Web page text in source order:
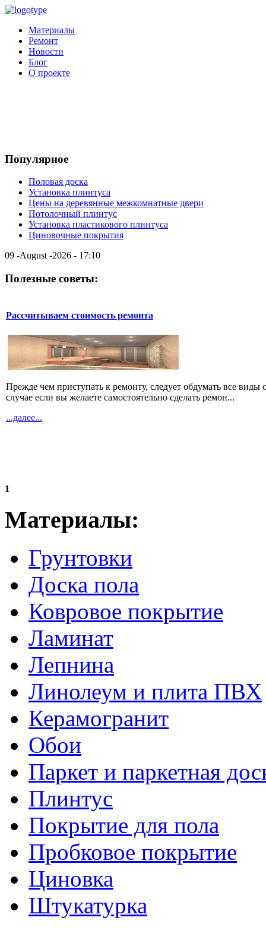
Материалы
Ремонт
Новости
Блог
О проекте
Популярное
Половая доска
Установка плинтуса
Цены на деревянные межкомнатные двери
Потолочный плинтус
Установка пластикового плинтуса
Циновочные покрытия
09 -August -2026 - 17:10
Полезные советы:
Рассчитываем стоимость ремонта
Прежде чем приступать к ремонту, следует обдумать все
случае если вы желаете самостоятельно сделать ремон...
...далее...
1
Материалы:
Грунтовки
Доска пола
Ковровое покрытие
Ламинат
Лепнина
Линолеум и плита ПВХ
Керамогранит
Обои
Паркет и паркетная
Плинтус
Покрытие для пола
Пробковое покрытие
Циновка
Штукатурка